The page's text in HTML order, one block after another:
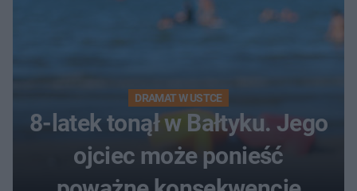
DRAMAT W USTCE
8-latek tonął w Bałtyku. Jego
ojciec może ponieść